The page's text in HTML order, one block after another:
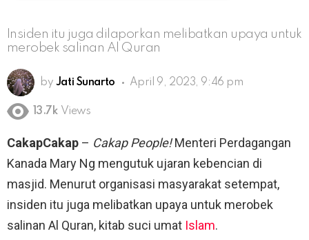
Insiden itu juga dilaporkan melibatkan upaya untuk
merobek salinan Al Quran
by Jati Sunarto April 9, 2023, 9:46 pm
13.7k Views
CakapCakap – Cakap People!Menteri Perdagangan
Kanada Mary Ng mengutuk ujaran kebencian di
masjid. Menurut organisasi masyarakat setempat,
insiden itu juga melibatkan upaya untuk merobek
salinan Al Quran, kitab suci umat Islam.